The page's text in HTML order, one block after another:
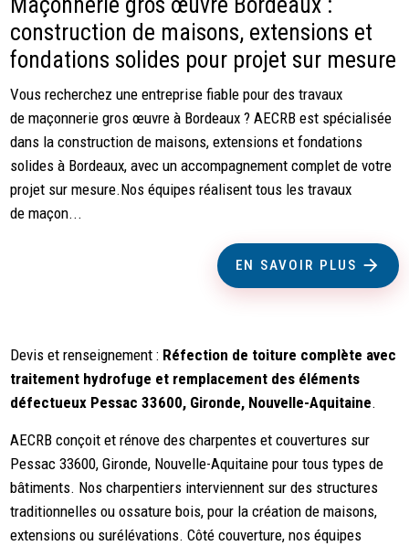
construction de maisons, extensions et
fondations solides pour projet sur mesure
Vous recherchez une entreprise fiable pour des travaux
de maçonnerie gros œuvre à Bordeaux ? AECRB est spécialisée
dans la construction de maisons, extensions et fondations
solides à Bordeaux, avec un accompagnement complet de votre
projet sur mesure.Nos équipes réalisent tous les travaux
de maçon...
EN SAVOIR PLUS
Devis et renseignement : Réfection de toiture complète avec
traitement hydrofuge et remplacement des éléments
défectueux Pessac 33600, Gironde, Nouvelle-Aquitaine.
AECRB conçoit et rénove des charpentes et couvertures sur
Pessac 33600, Gironde, Nouvelle-Aquitaine pour tous types de
bâtiments. Nos charpentiers interviennent sur des structures
traditionnelles ou ossature bois, pour la création de maisons,
extensions ou surélévations. Côté couverture, nos équipes